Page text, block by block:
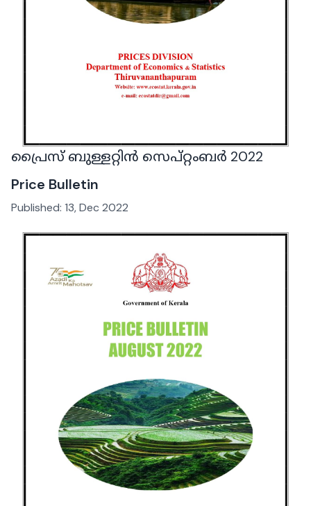
പ്രൈസ് ബുള്ളറ്റിൻ സെപ്റ്റംബർ 2022
Price Bulletin
Published: 13, Dec 2022